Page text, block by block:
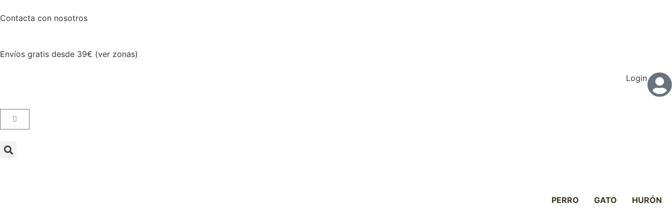
Contacta con nosotros
Envíos gratis desde 39€ (ver zonas)
Login
PERRO GATO HURÓN